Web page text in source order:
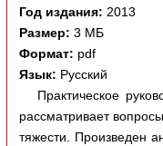
Год издания: 2013
Размер: 3 МБ
Формат: pdf
Язык: Русский
Практическое
рассматривает
тяжести. Произведен